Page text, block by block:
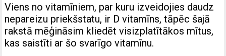
Viens no vitamīniem, par kuru izveidojies daudz
nepareizu priekšstatu, ir D vitamīns, tāpēc šajā
rakstā mēģināsim kliedēt visizplatītākos mītus,
kas saistīti ar šo svarīgo vitamīnu.